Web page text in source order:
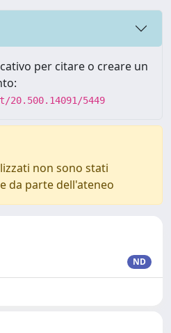
per citare o creare un
5449
non sono stati
da parte dell'ateneo
ND